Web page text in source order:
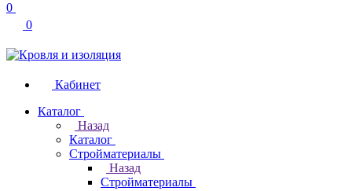
0
0
Кабинет
Каталог
Назад
Каталог
Стройматериалы
Назад
Стройматериалы